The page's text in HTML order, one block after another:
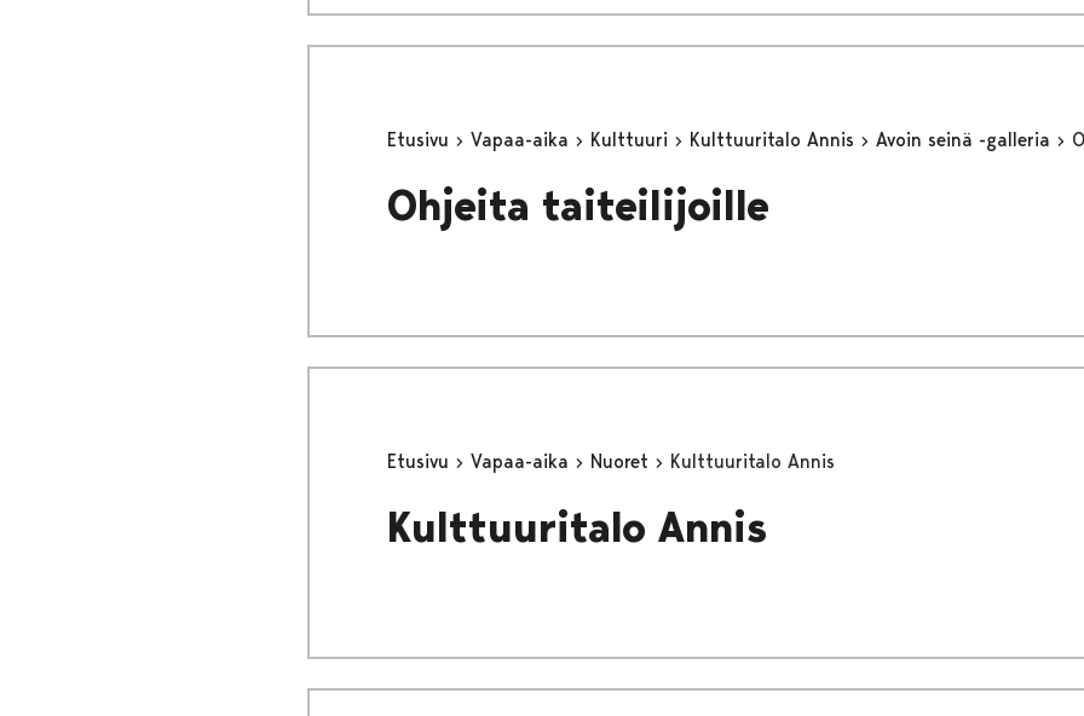
Etusivu Vapaa-aika Kulttuuri Kulttuuritalo Annis Avoin seinä -galleria
Ohjeita taiteilijoille
Etusivu Vapaa-aika Nuoret Kulttuuritalo Annis
Kulttuuritalo Annis